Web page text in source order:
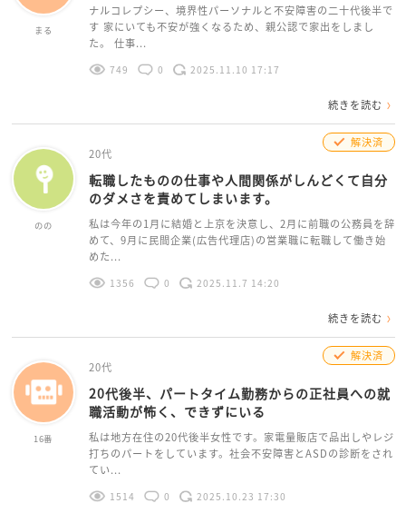
まる
ナルコレプシー、境界性パーソナルと不安障害の二十代後半で
す 家にいても不安が強くなるため、親公認で家出をしまし
た。 仕事...
749 0 2025.11.10 17:17
続きを読む
のの
解決済
20代
転職したものの仕事や人間関係がしんどくて自分
のダメさを責めてしまいます。
私は今年の1月に結婚と上京を決意し、2月に前職の公務員を辞
めて、9月に民間企業(広告代理店)の営業職に転職して働き始
めた...
1356 0 2025.11.7 14:20
続きを読む
16番
解決済
20代
20代後半、パートタイム勤務からの正社員への就
職活動が怖く、できずにいる
私は地方在住の20代後半女性です。家電量販店で品出しやレジ
打ちのパートをしています。社会不安障害とASDの診断をされ
てい...
1514 0 2025.10.23 17:30